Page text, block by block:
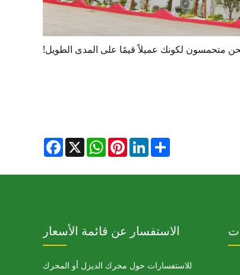
متحمسون لكونك عميلاً قيمًا على المدى الطويل!
Facebook X
WhatsAppPinterestLinkedInShare
الاستفسار عن قائمة الأسعار
للاستفسارات حول محرك الديزل أو المحرك